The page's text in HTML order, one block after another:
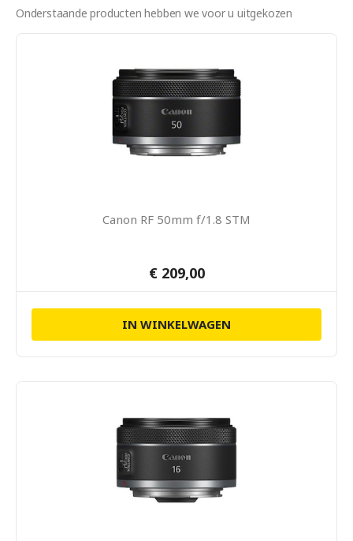
Onderstaande producten hebben we voor u uitgekozen
Canon RF 50mm f/1.8 STM
€ 209,00
IN WINKELWAGEN